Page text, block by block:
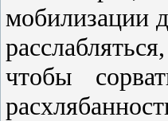
мобилизации
чтобы